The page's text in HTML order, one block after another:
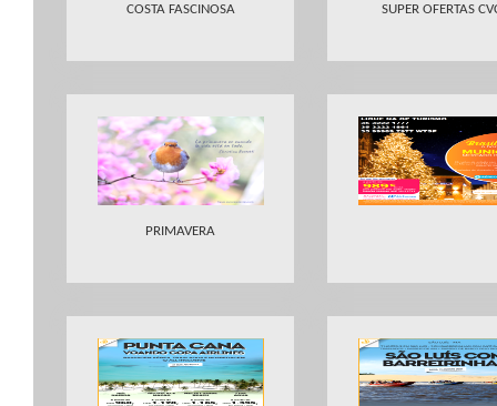
COSTA FASCINOSA SUPER OFERTAS
PRIMAVERA